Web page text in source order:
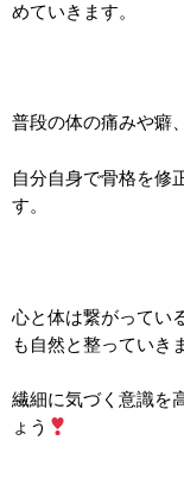
めていきます。
普段の体の痛みや癖
自分自身で骨格を修
す。
心と体は繋がってい
も自然と整っていき
繊細に気づく意識を
ょう